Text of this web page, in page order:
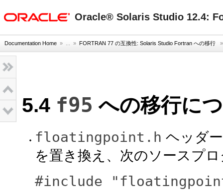
Oracle® Solaris Studio 12.4:
Documentation Home » ... » FORTRAN 77 の互換性: Solaris Studio Fortran への移行
5.4 f95 への移行に
floatingpoint.h ヘッダ
を置き換え、次のソースプ
#include